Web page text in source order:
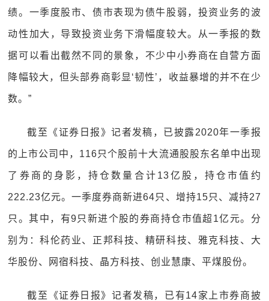
绩。一季度股市、债市表现为债牛股弱，投资业务的波
动性加大，导致投资业务下滑幅度较大。从一季报的数
据可以看出截然不同的景象，不少中小券商在自营方面
降幅较大，但头部券商彰显‘韧性’，收益暴增的并不在少
数。”
截至《证券日报》记者发稿，已披露2020年一季报
的上市公司中，116只个股前十大流通股股东名单中出现
了券商的身影，持仓数量合计13亿股，持仓市值约
222.23亿元。一季度券商新进64只、增持15只、减持27
只。其中，有9只新进个股的券商持仓市值超1亿元。分
别为：科伦药业、正邦科技、精研科技、雅克科技、大
华股份、网宿科技、晶方科技、创业慧康、平煤股份。
截至《证券日报》记者发稿，已有14家上市券商披